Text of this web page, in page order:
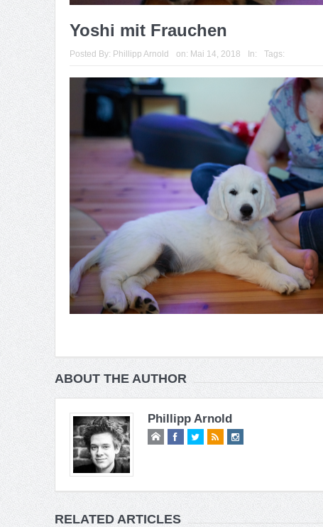
Yoshi mit Frauchen
Posted By: Phillipp Arnold on: Mai 14, 2018 In: Tags:
ABOUT THE AUTHOR
Phillipp Arnold
RELATED ARTICLES